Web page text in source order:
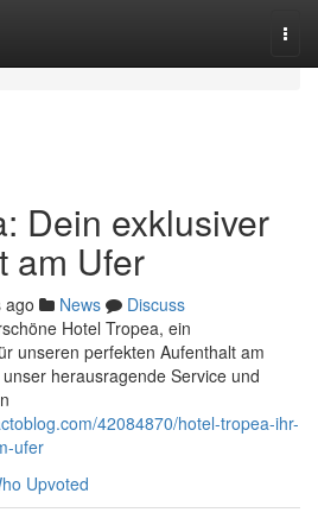
Dein exklusiver
am Ufer
ago News
Discuss
Hotel Tropea, ein
unseren perfekten Aufenthalt am
herausragende Service und
42084870/hotel-tropea-ihr-
ufer
Upvoted